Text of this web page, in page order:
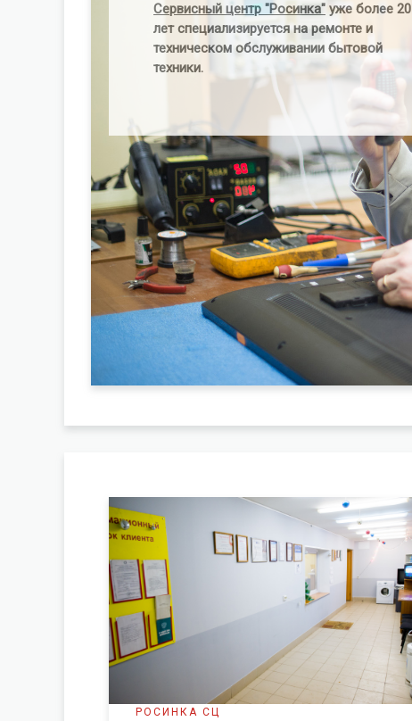
Сервисный центр "Росинка" уже более 20
лет специализируется на ремонте и
техническом обслуживании бытовой
техники.
РОСИНКА СЦ